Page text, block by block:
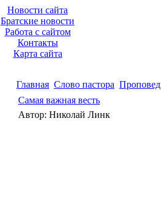
Новости сайта
Братские новости
Работа с сайтом
Контакты
Карта сайта
Главная Слово пастора
Самая важная весть
Автор: Николай Линк